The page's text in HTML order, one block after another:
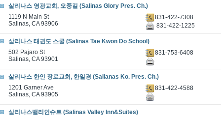
살리나스 영광교회, 오중길 (Salinas Glory Pres. Ch.)
1119 N Main St
Salinas, CA 93906
831-422-7308
831-422-1225
살리나스 태권도 스쿨 (Salinas Tae Kwon Do School)
502 Pajaro St
Salinas, CA 93901
831-753-6408
살리나스 한인 장로교회, 한일경 (Salianas Ko. Pres. Ch.)
1201 Garner Ave
Salinas, CA 93905
831-422-4588
살리나스밸리인슈트 (Salinas Valley Inn&Suites)